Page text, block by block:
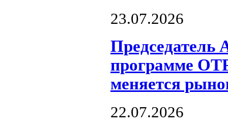
23.07.2026
Председатель
программе
меняется
22.07.2026